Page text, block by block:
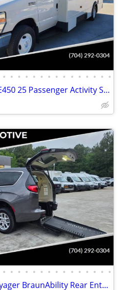
• • • • • • • • • • • • • • •
2021 Ford E-450 E450 25 Passenger Activity Shuttle Coach Van Mini Bus
• • • • • • • • • • • • • • •
2021 Chrysler Voyager BraunAbility Rear Entry Mobility Wheelchair Van